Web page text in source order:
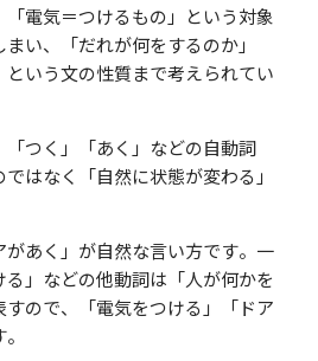
「電気＝つけるもの」という対象
い、「だれが何をするのか」
という文の性質まで考えられてい
「つく」「あく」などの自動詞
はなく「自然に状態が変わる」
があく」が自然な言い方です。一
」などの他動詞は「人が何かを
ので、「電気をつける」「ドア